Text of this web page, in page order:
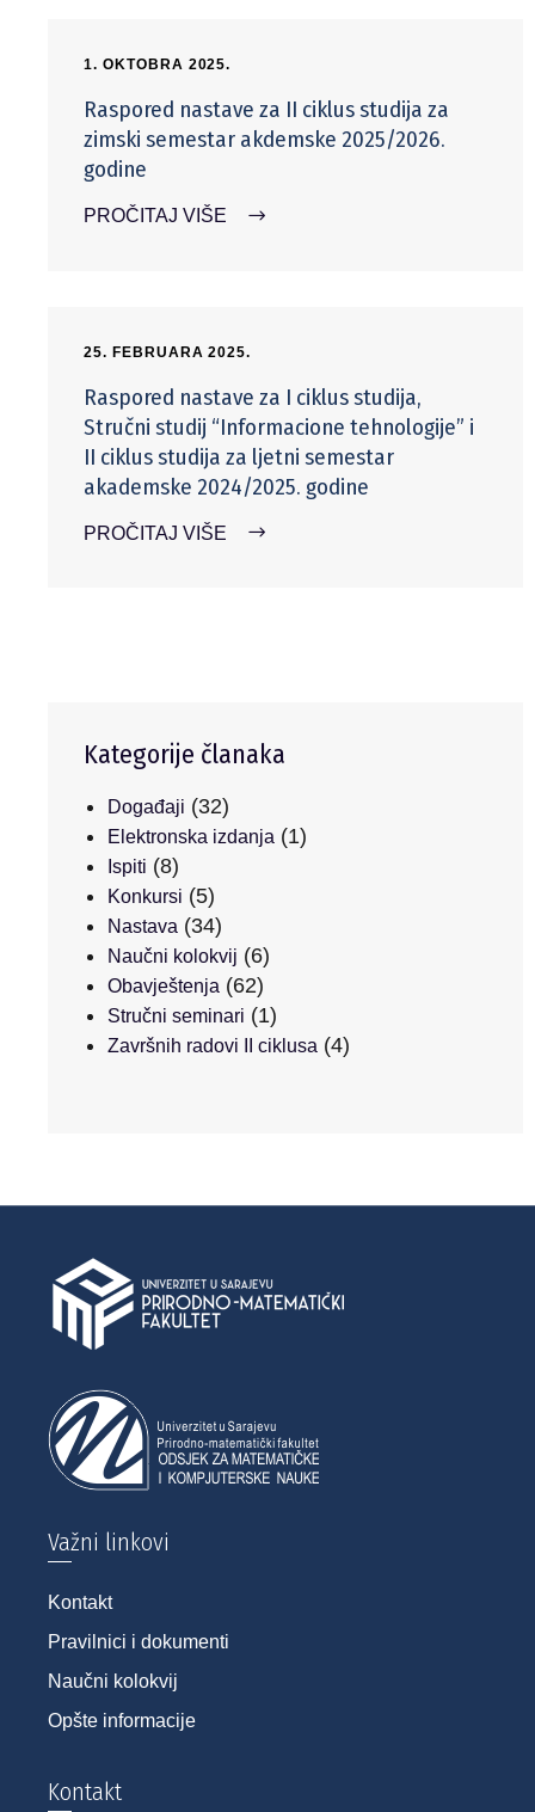
1. OKTOBRA 2025.
Raspored nastave za II ciklus studija za
zimski semestar akdemske 2025/2026.
godine
PROČITAJ VIŠE
25. FEBRUARA 2025.
Raspored nastave za I ciklus studija,
Stručni studij “Informacione tehnologije” i
II ciklus studija za ljetni semestar
akademske 2024/2025. godine
PROČITAJ VIŠE
Kategorije članaka
Događaji (32)
Elektronska izdanja (1)
Ispiti (8)
Konkursi (5)
Nastava (34)
Naučni kolokvij (6)
Obavještenja (62)
Stručni seminari (1)
Završnih radovi II ciklusa (4)
Važni linkovi
Kontakt
Pravilnici i dokumenti
Naučni kolokvij
Opšte informacije
Kontakt